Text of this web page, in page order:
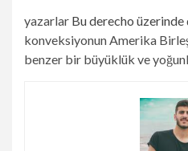
yazarlar Bu derecho üzerinde
konveksiyonun Amerika
benzer bir büyüklük ve